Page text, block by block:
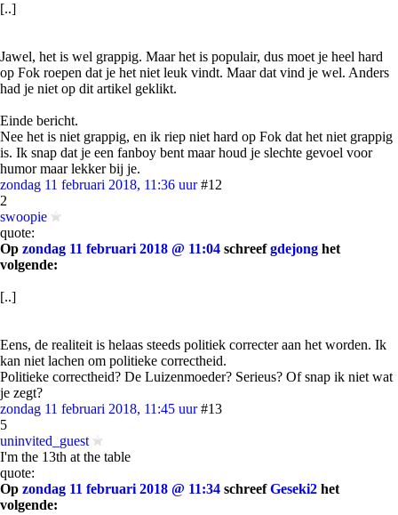
[..]
Jawel, het is wel grappig. Maar het is populair, dus moet je heel hard
op Fok roepen dat je het niet leuk vindt. Maar dat vind je wel. Anders
had je niet op dit artikel geklikt.
Einde bericht.
Nee het is niet grappig, en ik riep niet hard op Fok dat het niet grappig
is. Ik snap dat je een fanboy bent maar houd je slechte gevoel voor
humor maar lekker bij je.
zondag 11 februari 2018, 11:36 uur #12
2
swoopie
quote:
Op zondag 11 februari 2018 @ 11:04 schreefgdejong het
volgende:
[..]
Eens, de realiteit is helaas steeds politiek correcter aan het worden. Ik
kan niet lachen om politieke correctheid.
Politieke correctheid? De Luizenmoeder? Serieus? Of snap ik niet wat
je zegt?
zondag 11 februari 2018, 11:45 uur #13
5
uninvited_guest
I'm the 13th at the table
quote:
Op zondag 11 februari 2018 @ 11:34 schreefGeseki2 het
volgende: